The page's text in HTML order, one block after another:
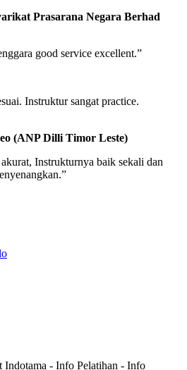
Prasarana Negara Berhad
good service excellent.”
Instruktur sangat practice.
(ANP Dilli Timor Leste)
Instrukturnya baik sekali dan
Indotama - Info Pelatihan - Info